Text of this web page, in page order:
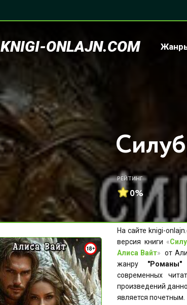
KNIGI-ONLAJN.COM
РЕЙТИНГ
0%
На сайте knigi-
версия книги «
Алиса Вайт» от
жанру "Романы"
современных
произведений
является почетным.